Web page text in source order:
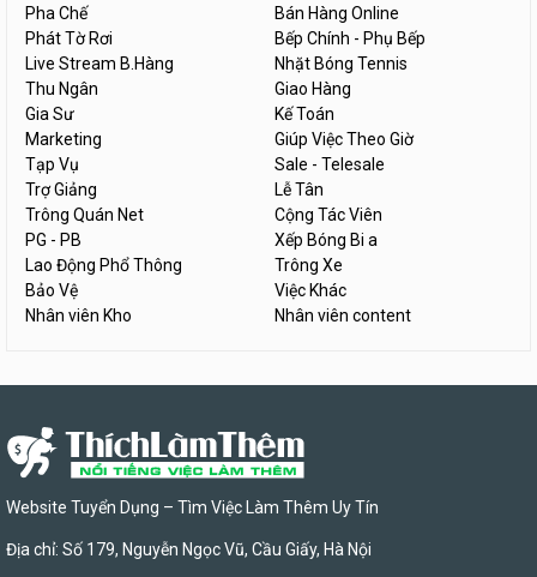
Pha Chế
Bán Hàng Online
Phát Tờ Rơi
Bếp Chính - Phụ Bếp
Live Stream B.Hàng
Nhặt Bóng Tennis
Thu Ngân
Giao Hàng
Gia Sư
Kế Toán
Marketing
Giúp Việc Theo Giờ
Tạp Vụ
Sale - Telesale
Trợ Giảng
Lễ Tân
Trông Quán Net
Cộng Tác Viên
PG - PB
Xếp Bóng Bi a
Lao Động Phổ Thông
Trông Xe
Bảo Vệ
Việc Khác
Nhân viên Kho
Nhân viên content
Website Tuyển Dụng – Tìm Việc Làm Thêm Uy Tín
Địa chỉ: Số 179, Nguyễn Ngọc Vũ, Cầu Giấy, Hà Nội